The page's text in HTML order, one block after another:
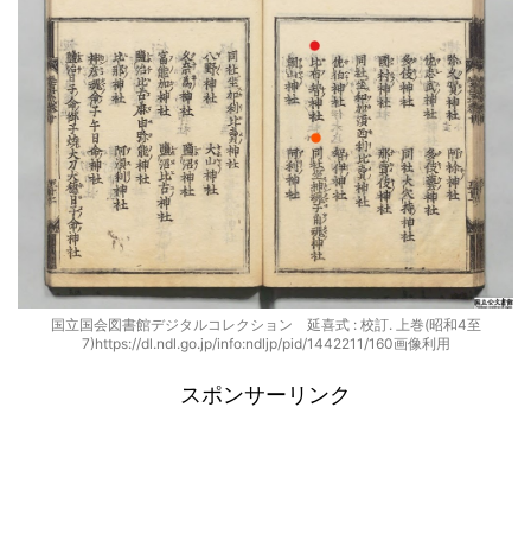
国立国会図書館デジタルコレクション 延喜式 : 校訂. 上巻(昭和4至
7)https://dl.ndl.go.jp/info:ndljp/pid/1442211/160画像利用
スポンサーリンク